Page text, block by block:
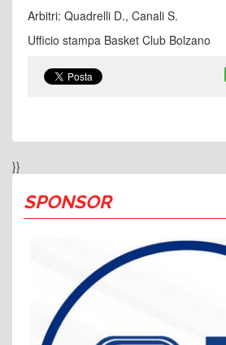
}}
SPONSOR
Arbitri: Quadrelli D., Canali S.
Ufficio stampa Basket Club Bolzano